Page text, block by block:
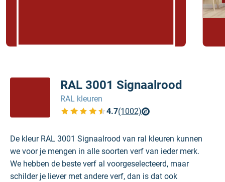
RAL 3001 Signaalrood
RAL kleuren
4.7(1002)
Bekijk de verfplaza beoordelingen
De kleur RAL 3001 Signaalrood van ral kleuren kunnen
we voor je mengen in alle soorten verf van ieder merk.
We hebben de beste verf al voorgeselecteerd, maar
schilder je liever met andere verf, dan is dat ook